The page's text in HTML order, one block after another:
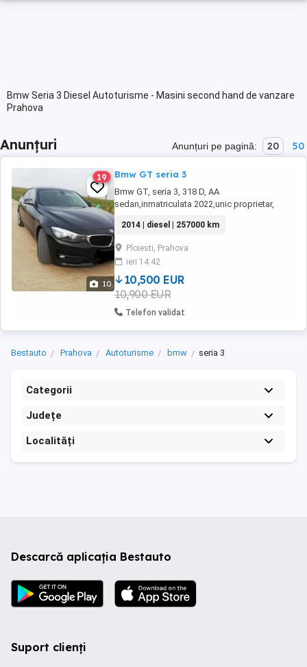
Bmw Seria 3 Diesel Autoturisme - Masini second hand de vanzare
Prahova
Anunțuri Anunțuri pe pagină: 20 50
10
19 Bmw GT seria 3
Bmw GT, seria 3, 318 D, AA
sedan,inmatriculata 2022,unic proprietar,
blue), 143 cp, cutie viteza 6+1,km
257000verificabili, unic proprietar Belgia,
(adusa la recomandare direct de la proprietar,
a nu se compara cu masinile din parc),
distributie in fata pe ...
2014 | diesel | 257000 km
Ploiesti, Prahova
ieri 14:42
10,500 EUR
10,900 EUR
Telefon validat
Bestauto Prahova Autoturisme bmw seria 3
Categorii
Județe
Localități
Descarcă aplicația Bestauto
Suport clienți